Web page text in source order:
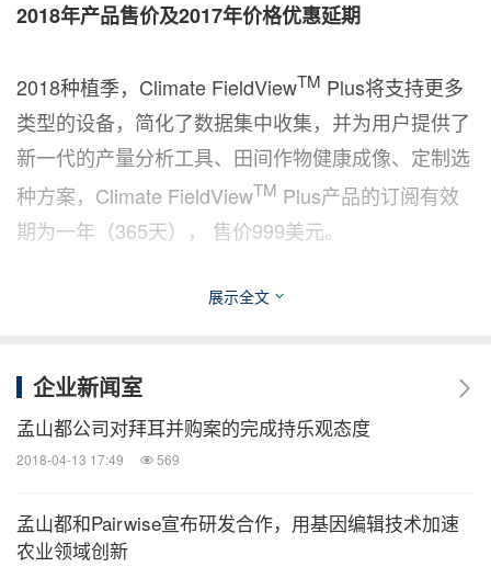
2018年产品售价及2017年价格优惠延期
2018种植季， Climate FieldViewTM Plus将支持更多
类型的设备，简化了数据集中收集，并为用户提供了
新一代的产量分析工具、田间作物健康成像、定制选
种方案， Climate FieldViewTM Plus产品的订阅有效
期为一年（365天）， 售价999美元。
Plus的注册用户还可根据农田
FieldViewTMPro
将为用户提供新一代播种方案和氮
肥监测方案，打包售价为4 美元 /英亩，用户也可单独
购买，每种工具的售价为
为鼓励农民体验Climate FieldView Plus产品，2017
年10月15日前订购该产品的用户，可享受
展示全文
企业新闻室
孟山都公司对拜耳并购案的完成持乐观态度
2018-04-13 17:49 569
孟山都和Pairwise宣布研发合作，用基因编辑技术加速
农业领域创新